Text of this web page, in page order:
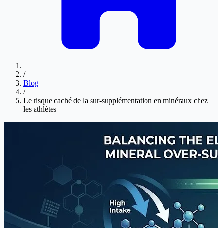
/
Blog
/
Le risque caché de la sur-supplémentation en minéraux chez
les athlètes